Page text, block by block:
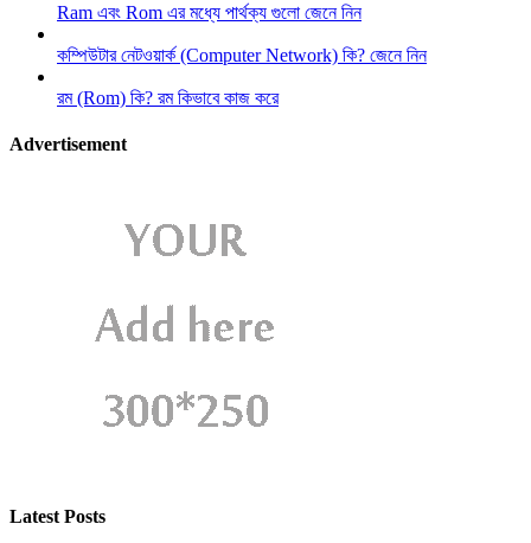
Ram এবং Rom এর মধ্যে পার্থক্য গুলো জেনে নিন
কম্পিউটার নেটওয়ার্ক (Computer Network) কি? জেনে নিন
রম (Rom) কি? রম কিভাবে কাজ করে
Advertisement
Latest Posts